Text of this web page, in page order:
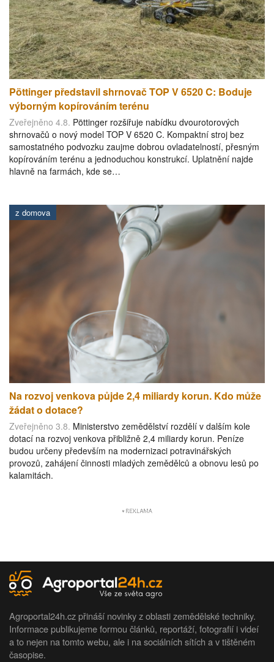
Pöttinger představil shrnovač TOP V 6520 C: Boduje
výborným kopírováním terénu
Zveřejněno 4.8. Pöttinger rozšiřuje nabídku dvourotorových
shrnovačů o nový model TOP V 6520 C. Kompaktní stroj bez
samostatného podvozku zaujme dobrou ovladatelností, přesným
kopírováním terénu a jednoduchou konstrukcí. Uplatnění najde
hlavně na farmách, kde se…
z domova
Na rozvoj venkova půjde 2,4 miliardy korun. Kdo může
žádat o dotace?
Zveřejněno 3.8. Ministerstvo zemědělství rozdělí v dalším kole
dotací na rozvoj venkova přibližně 2,4 miliardy korun. Peníze
budou určeny především na modernizaci potravinářských
provozů, zahájení činnosti mladých zemědělců a obnovu lesů po
kalamitách.
Agroportal24h.cz přináší novinky z oblasti zemědělské techniky.
Informace publikujeme formou článků, reportáží, fotografií i videí
a to nejen na tomto webu, ale i na sociálních sítích a v tištěném
časopise.